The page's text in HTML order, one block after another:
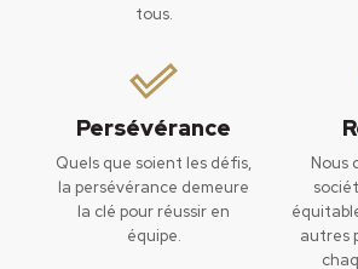
tous.
Persévérance
Quels que soient les défis,
la persévérance demeure
la clé pour réussir en
équipe.
Nous
autres